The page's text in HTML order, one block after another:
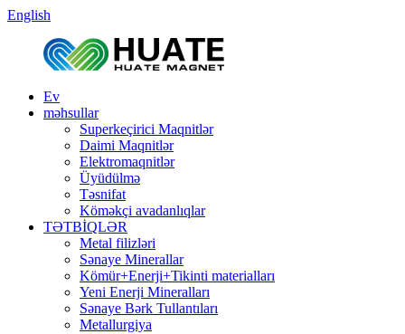
English
Ev
məhsullar
Superkeçirici Maqnitlər
Daimi Maqnitlər
Elektromaqnitlər
Üyüdülmə
Təsnifat
Köməkçi avadanlıqlar
TƏTBİQLƏR
Metal filizləri
Sənaye Minerallar
Kömür+Enerji+Tikinti materialları
Yeni Enerji Mineralları
Sənaye Bərk Tullantıları
Metallurgiya